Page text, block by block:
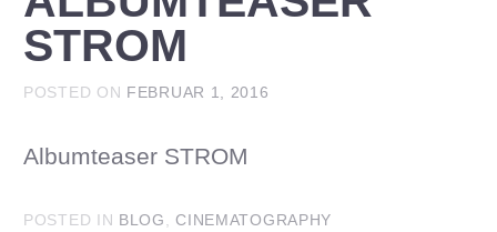
STROM
POSTED ON FEBRUAR 1, 2016
Albumteaser STROM
POSTED IN BLOG ,CINEMATOGRAPHY